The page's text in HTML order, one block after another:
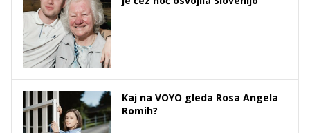
Kaj na VOYO gleda Rosa Angela
Romih?